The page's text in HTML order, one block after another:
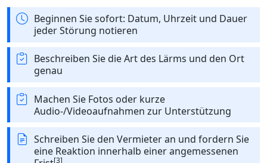
Beginnen Sie sofort: Datum, Uhrzeit und Dauer
jeder Störung notieren
Beschreiben Sie die Art des Lärms und den Ort
genau
Machen Sie Fotos oder kurze
Audio-/Videoaufnahmen zur Unterstützung
Schreiben Sie den Vermieter an und fordern Sie
eine Reaktion innerhalb einer angemessenen
[3]